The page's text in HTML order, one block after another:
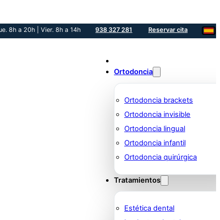
8h a 20h | Vier. 8h a 14h 938 327 281 Reservar cita
Ortodoncia
Ortodoncia brackets
Ortodoncia invisible
Ortodoncia lingual
Ortodoncia infantil
Ortodoncia quirúrgica
Tratamientos
Estética dental